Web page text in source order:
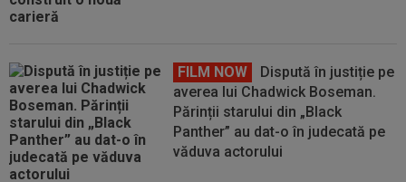
FILM NOW
Dispută în justiție pe
averea lui Chadwick Boseman.
Părinții starului din „Black
Panther” au dat-o în judecată pe
văduva actorului